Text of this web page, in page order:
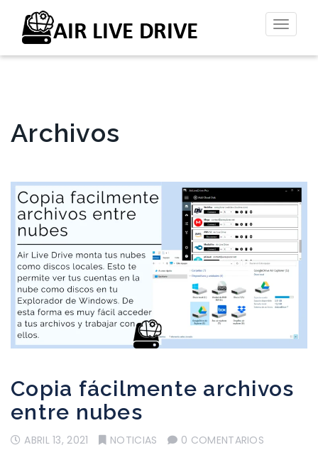
Archivos
Copia fácilmente archivos
entre nubes
ABRIL 13, 2021 NOTICIAS
0 COMENTARIOS